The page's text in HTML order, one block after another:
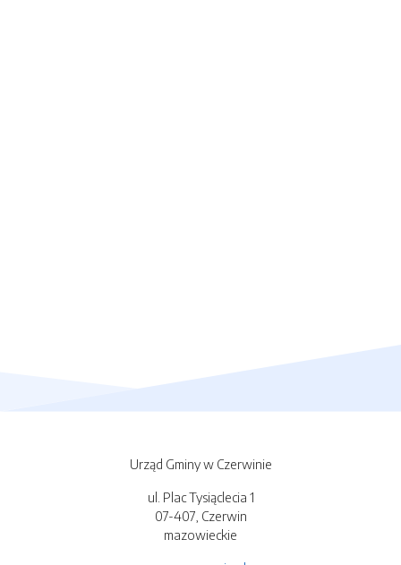
Urząd Gminy w Czerwinie
ul. Plac Tysiąclecia 1
07-407, Czerwin
mazowieckie